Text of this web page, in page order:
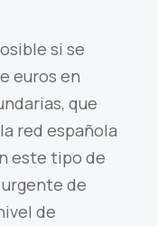
si se
euros en
que
red española
este tipo de
de
de